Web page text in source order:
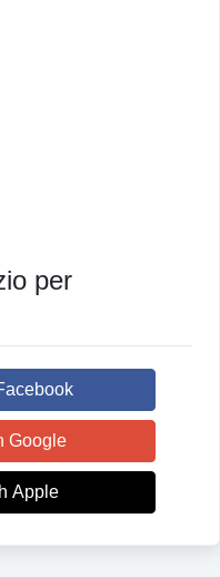
per
Google
Apple